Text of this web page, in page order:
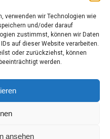
verwenden wir Technologien wie
und/oder darauf
zustimmst, können wir Daten
auf dieser Website verarbeiten.
oder zurückziehst, können
werden.
ansehen
bewahren“